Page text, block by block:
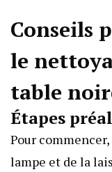
Conseils
le
table
Étapes
Pour
lampe et de la